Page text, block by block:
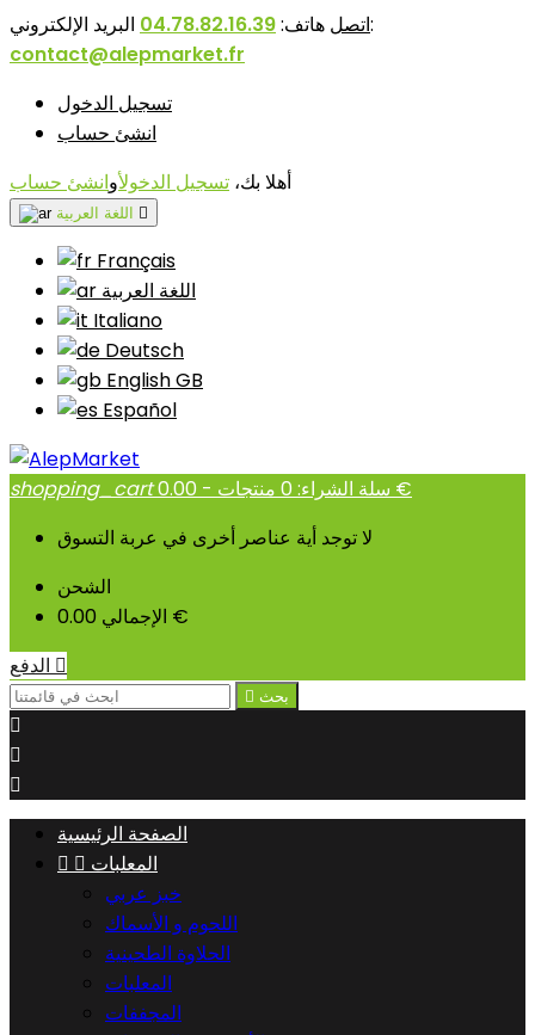
اتصل هاتف:04.78.82.16.39
البريد الإلكتروني:
contact@alepmarket.fr
تسجيل الدخول
انشئ حساب
أهلا بك، تسجيل الدخولأوانشئ حساب
اللغة العربية 
Français
اللغة العربية
Italiano
Deutsch
English GB
Español
shopping_cart سلة الشراء:0
منتجات - 0.00 €
لا توجد أية عناصر أخرى في عربة التسوق
الشحن
الإجمالي 0.00 €

 بحث



الصفحة الرئيسية
  المعلبات
خبز عربي
اللحوم و الأسماك
الحلاوة الطحينية
المعلبات
المجففات